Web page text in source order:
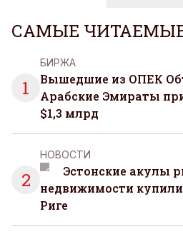
САМЫЕ
1
БИРЖА
Вышедшие из ОПЕК
Арабские Эмираты
$1,3 млрд
2
НОВОСТИ
Эстонские акулы
недвижимости
Риге